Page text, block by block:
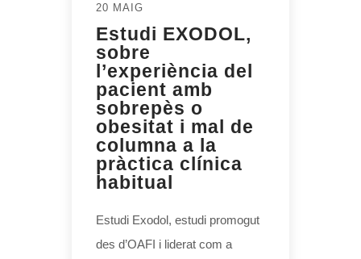
20 MAIG
Estudi EXODOL,
sobre
l’experiència del
pacient amb
sobrepès o
obesitat i mal de
columna a la
pràctica clínica
habitual
Estudi Exodol, estudi promogut
des d’OAFI i liderat com a